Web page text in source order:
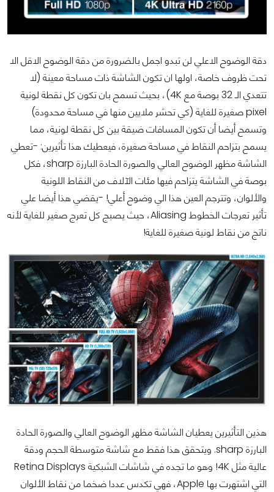
دقة الوضوح الاعلي لن تبدو اجمل بالضرورة من دقة الوضوح الاقل الا
تحت ظروف خاصة، اولها ان تكون الشاشة ذات مساحة معينة (لا
تتعدي الـ 32 بوصة مع 4K)، بحيث تسمح بان تكون كل نقطة لونية
pixel صغيرة للغاية (كي تحشر ملايين منها في مساحة محدودة)
وتسمح أيضا أن تكون المسافات ضيقة بين كل نقطة لونية، مما
يسمح بتزاحم النقاط في مساحة صغيرة، فيعطيك هذا تأثيرين: -تعطي
الشاشة مظهر الوضوح العالي والصورة الحادة البارزة sharp، فكل
بوصة في الشاشة يتزاحم فيها مئات الآلاف من النقاط اللونية
والألوان، وتترجم العين هذا الي وضوح أعلي! -يقضي هذا أيضا علي
تأثير تعرجات الخطوط Aliasing، حيث يصبج كل تعرج صغير للغاية لأنه
ناتج من نقاط لونية صغيرة للغاية!
هذين التأثيرين يعطيان الشاشة مظهر الوضوح العالي والصورة الحادة
البارزة sharp. ويتحقق هذا فقط مع شاشة متوسطة الحجم ودقة
عالية مثل 4K! وهو ما تجده في شاشات الشبكية Retina Displays
التي اشتهرت بها Apple، فهي تكدس عددا ضخما من نقاط الألوان